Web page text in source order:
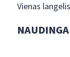
Vienas
NAUDINGA